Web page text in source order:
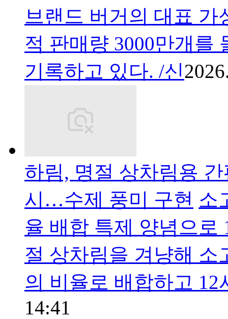
브랜드 버거의 대표 가
적 판매량 3000만개를
기록하고 있다. /신
하림, 명절 상차림용
시…수제 풍미 구현 소
율 배합 특제 양념으로
절 상차림을 겨냥해 소
의 비율로 배합하고
14:41